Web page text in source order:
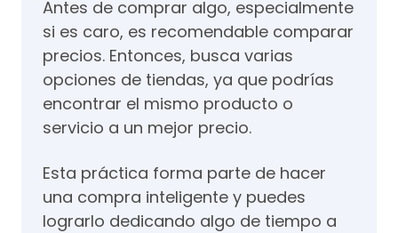
Antes de comprar algo, especialmente
si es caro, es recomendable comparar
precios. Entonces, busca varias
opciones de tiendas, ya que podrías
encontrar el mismo producto o
servicio a un mejor precio.
Esta práctica forma parte de hacer
una compra inteligente y puedes
lograrlo dedicando algo de tiempo a